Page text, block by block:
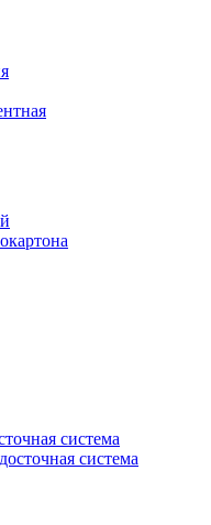
система
система